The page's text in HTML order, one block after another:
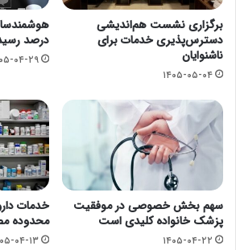
برگزاری نشست هم‌اندیشی
دسترس‌پذیری خدمات برای
ناشنوایان
۱۴۰۵-۰۵-۰۴
درصد
۱۴۰۵-
سهم بخش خصوصی در موفقیت
پزشک خانواده کلیدی است
۱۴۰۵-۰۴-۲۲
خدمات
محدوده
۱۴۰۵-